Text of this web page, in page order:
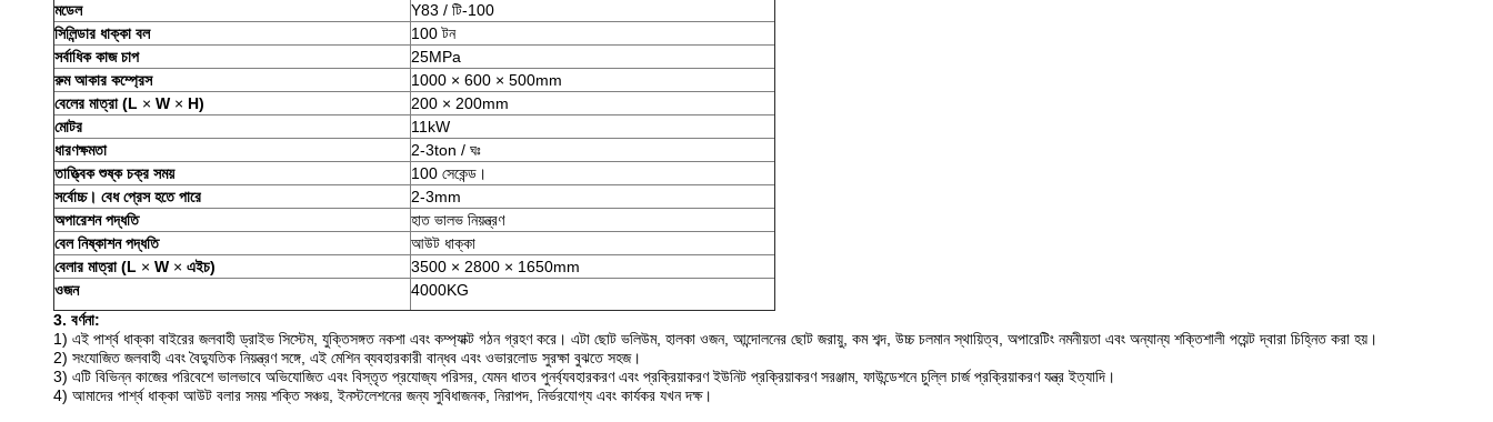
মডেল
Y83 / টি-100
সিলিন্ডার ধাক্কা বল
100 টন
সর্বাধিক কাজ চাপ
25MPa
রুম আকার কম্প্রেস
1000 × 600 × 500mm
বেলের মাত্রা (L × W × H)
200 × 200mm
মোটর
11kW
ধারণক্ষমতা
2-3ton / ঘঃ
তাত্ত্বিক শুষ্ক চক্র সময়
100 সেকেন্ড।
সর্বোচ্চ। বেধ প্রেস হতে পারে
2-3mm
অপারেশন পদ্ধতি
হাত ভালভ নিয়ন্ত্রণ
বেল নিষ্কাশন পদ্ধতি
আউট ধাক্কা
বেলার মাত্রা (L × W × এইচ)
3500 × 2800 × 1650mm
ওজন
4000KG
3. বর্ণনা:
1) এই পার্শ্ব ধাক্কা বাইরের জলবাহী ড্রাইভ সিস্টেম, যুক্তিসঙ্গত নকশা এবং কম্প্যাক্ট গঠন গ্রহণ করে। এটা ছোট ভলিউম, হালকা ওজন, আন্দোলনের ছোট জরায়ু, কম শব্দ, উচ্চ চলমান স্থায়িত্ব, অপারেটিং নমনীয়তা এবং অন্যান্য শক্তিশালী পয়েন্ট দ্বারা চিহ্নিত করা হয়।
2) সংযোজিত জলবাহী এবং বৈদ্যুতিক নিয়ন্ত্রণ সঙ্গে, এই মেশিন ব্যবহারকারী বান্ধব এবং ওভারলোড সুরক্ষা বুঝতে সহজ।
3) এটি বিভিন্ন কাজের পরিবেশে ভালভাবে অভিযোজিত এবং বিস্তৃত প্রযোজ্য পরিসর, যেমন ধাতব পুনর্ব্যবহারকরণ এবং প্রক্রিয়াকরণ ইউনিট প্রক্রিয়াকরণ সরঞ্জাম, ফাউন্ডেশনে চুল্লি চার্জ প্রক্রিয়াকরণ যন্ত্র ইত্যাদি।
4) আমাদের পার্শ্ব ধাক্কা আউট বলার সময় শক্তি সঞ্চয়, ইনস্টলেশনের জন্য সুবিধাজনক, নিরাপদ, নির্ভরযোগ্য এবং কার্যকর যখন দক্ষ।